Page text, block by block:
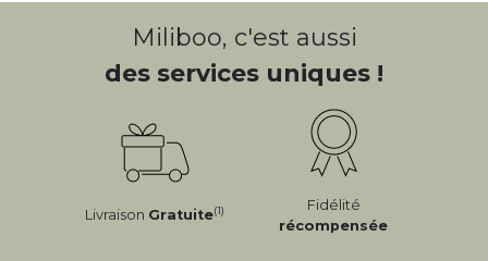
Miliboo, c'est aussi
des services uniques !
Livraison Gratuite(1)
Fidélité
récompensée